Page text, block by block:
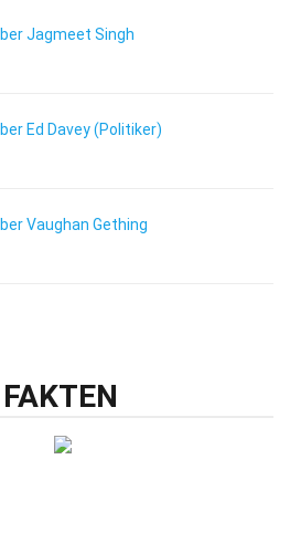
Jagmeet Singh
Ed Davey (Politiker)
Vaughan Gething